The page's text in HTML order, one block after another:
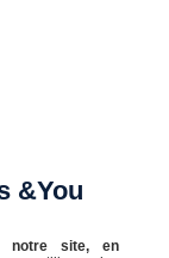
&You
notre site, en